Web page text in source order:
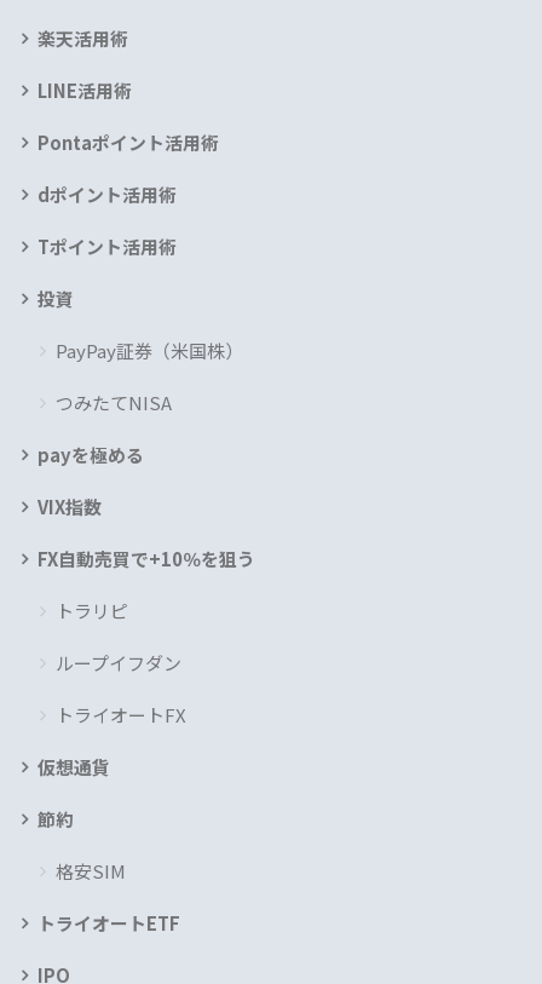
楽天活用術
LINE活用術
Pontaポイント活用術
dポイント活用術
Tポイント活用術
投資
PayPay証券（米国株）
つみたてNISA
payを極める
VIX指数
FX自動売買で+10％を狙う
トラリピ
ループイフダン
トライオートFX
仮想通貨
節約
格安SIM
トライオートETF
IPO